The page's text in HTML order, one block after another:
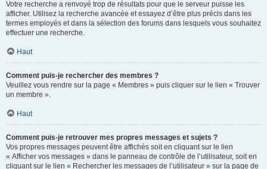
Votre recherche a renvoyé trop de résultats pour que le serveur puisse les
afficher. Utilisez la recherche avancée et essayez d’être plus précis dans les
termes employés et dans la sélection des forums dans lesquels vous souhaitez
effectuer une recherche.
Haut
Comment puis-je rechercher des membres ?
Veuillez vous rendre sur la page « Membres » puis cliquer sur le lien « Trouver
un membre ».
Haut
Comment puis-je retrouver mes propres messages et sujets ?
Vos propres messages peuvent être affichés soit en cliquant sur le lien
« Afficher vos messages » dans le panneau de contrôle de l’utilisateur, soit en
cliquant sur le lien « Rechercher les messages de l’utilisateur » sur la page de